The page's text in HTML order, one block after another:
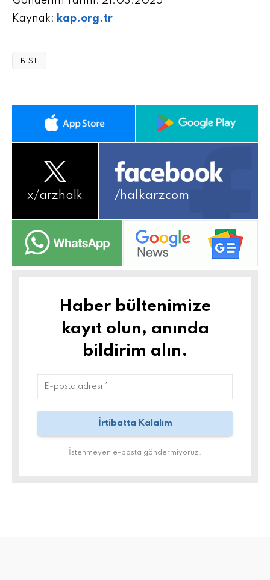
Kaynak: kap.org.tr
BIST
x/arzhalk /halkarzcom
Haber bültenimize
kayıt olun, anında
bildirim alın.
İstenmeyen e-posta göndermiyoruz.